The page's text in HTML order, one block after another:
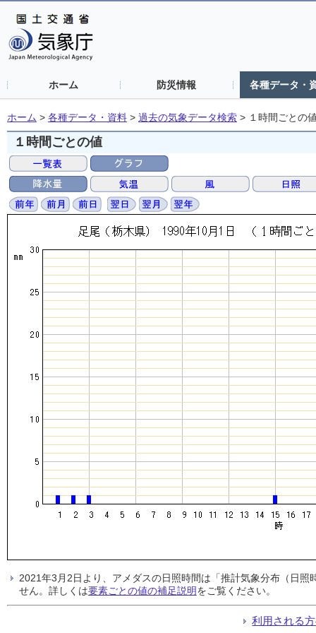
ホーム 防災情報 各種データ・
ホーム > 各種データ・資料 > 過去の気象データ検索 > １時間ごとの
１時間ごとの値
2021年3月2日より、アメダスの日照時間は「推計気象分布（日
せん。詳しくは要素ごとの値の補足説明をご覧ください。
利用される